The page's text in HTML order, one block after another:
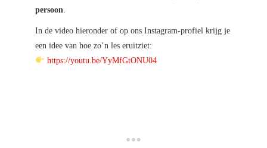
persoon
In de video hieronder of op ons Instagram-profiel krijg je
een idee van hoe zo’n les eruitziet:
https://youtu.be/YyMfGtONU04